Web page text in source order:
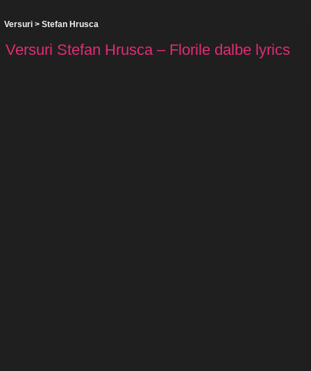
Versuri > Stefan Hrusca
Versuri Stefan Hrusca – Florile dalbe lyrics